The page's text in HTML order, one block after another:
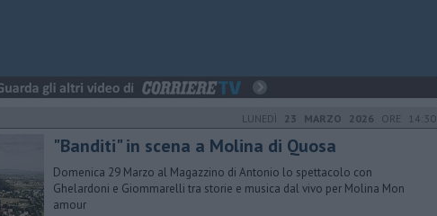
LUNEDÌ 23 MARZO 2026 ORE 14:30
"Banditi" in scena a Molina di Quosa
Domenica 29 Marzo al Magazzino di Antonio lo spettacolo con
Ghelardoni e Giommarelli tra storie e musica dal vivo per Molina Mon
amour